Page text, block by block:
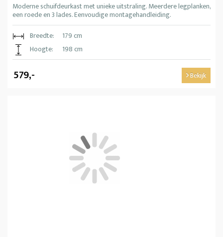
Moderne schuifdeurkast met unieke uitstraling. Meerdere legplanken,
een roede en 3 lades. Eenvoudige montagehandleiding.
Breedte:
179 cm
Hoogte:
198 cm
579,- Bekijk